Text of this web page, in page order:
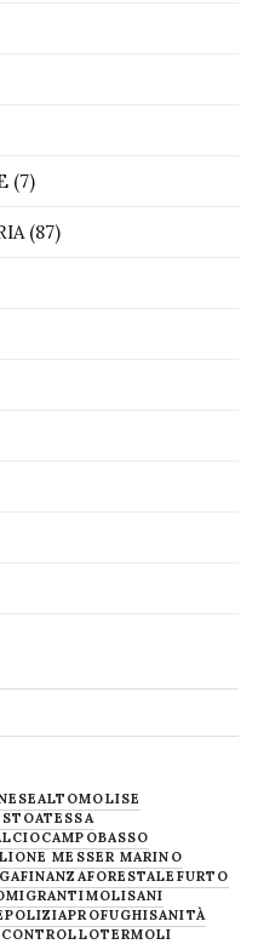
(7)
(87)
ALTOMOLISE
ATESSA
CAMPOBASSO
MESSER MARINO
FINANZAFORESTALE FURTO
MIGRANTIMOLISANI
POLIZIAPROFUGHISANITÀ
TERMOLI